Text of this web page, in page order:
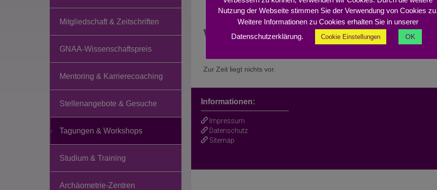
Mitgliedschaft & Zeitschriften
GNAA-Wissenschaftspreis
Mentoring & Karrierecoaching
Stellenangebote & Gesuche
Tagungen & Workshops
Studium & Training
Archäometrie-Zentren
Link :
https://emc-2024.org
Workshops:
Zur Zeit liegt nichts vor.
Informationen:
Impressum
Datenschutz
Sitemap
Nutzung der Webseite stimmen Sie der Verwendung von Cookies
Weitere Informationen zu Cookies erhalten Sie in unserer
Datenschutzerklärung.
Cookie Einstellungen OK